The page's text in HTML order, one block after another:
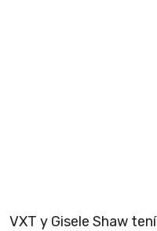
VXT y Gisele Shaw